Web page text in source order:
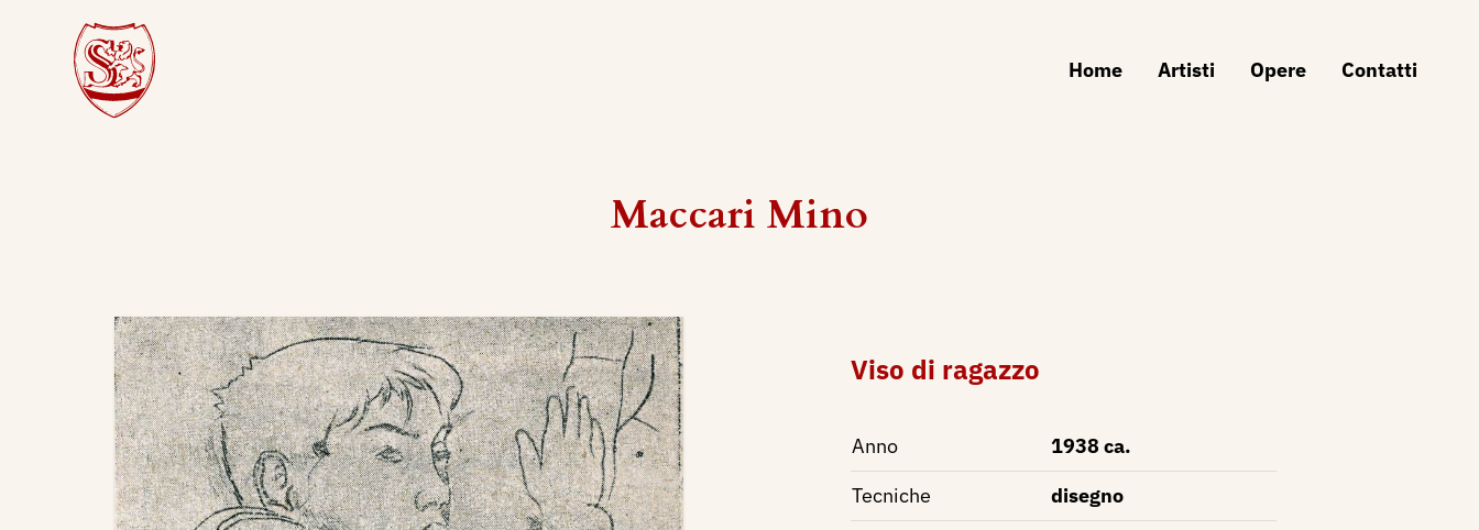
Home Artisti Opere Contatti
Maccari Mino
Viso di ragazzo
Anno
1938 ca.
Tecniche
disegno